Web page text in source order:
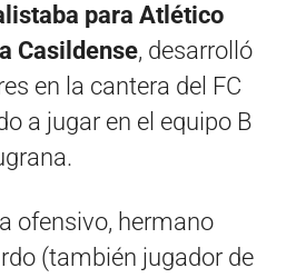
para Atlético
Casildense, desarrolló
en la cantera del FC
a jugar en el equipo B
ofensivo, hermano
(también jugador de